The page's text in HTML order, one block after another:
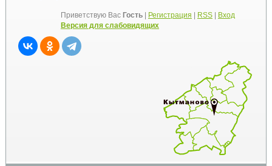
Приветствую Вас Гость| Регистрация RSS|
Вход
Версия для слабовидящих